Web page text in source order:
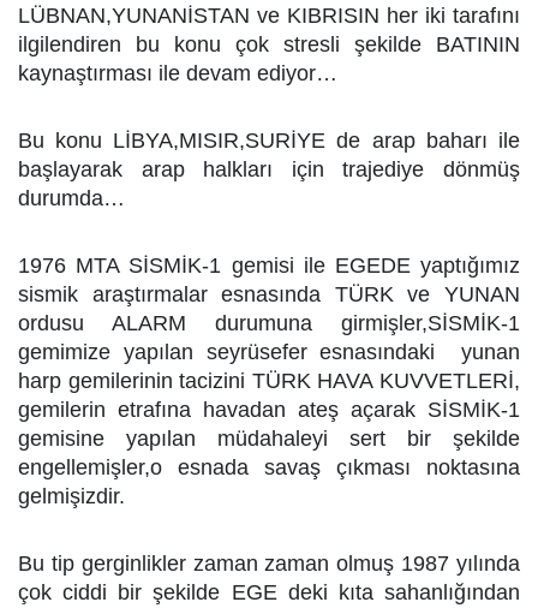
LÜBNAN,YUNANİSTAN ve KIBRISIN her iki tarafını
ilgilendiren bu konu çok stresli şekilde BATININ
kaynaştırması ile devam ediyor…
Bu konu LİBYA,MISIR,SURİYE de arap baharı ile
başlayarak arap halkları için trajediye dönmüş
durumda…
1976 MTA SİSMİK-1 gemisi ile EGEDE yaptığımız
sismik araştırmalar esnasında TÜRK ve YUNAN
ordusu ALARM durumuna girmişler,SİSMİK-1
gemimize yapılan seyrüsefer esnasındaki yunan
harp gemilerinin tacizini TÜRK HAVA KUVVETLERİ,
gemilerin etrafına havadan ateş açarak SİSMİK-1
gemisine yapılan müdahaleyi sert bir şekilde
engellemişler,o esnada savaş çıkması noktasına
gelmişizdir.
Bu tip gerginlikler zaman zaman olmuş 1987 yılında
çok ciddi bir şekilde EGE deki kıta sahanlığından